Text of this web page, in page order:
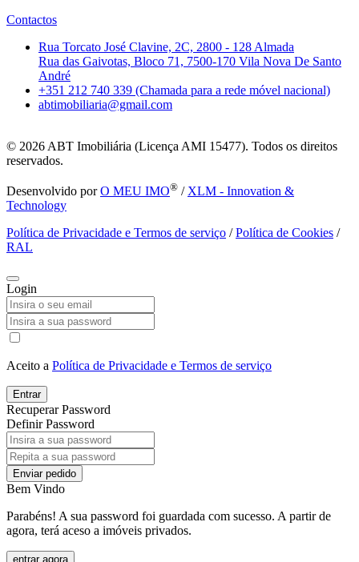
Contactos
Rua Torcato José Clavine, 2C, 2800 - 128 Almada
Rua das Gaivotas, Bloco 71, 7500-170 Vila Nova De Santo
André
+351 212 740 339 (Chamada para a rede móvel nacional)
abtimobiliaria@gmail.com
© 2026 ABT Imobiliária (Licença AMI 15477). Todos os direitos
reservados.
Desenvolvido porO MEU IMO® / XLM - Innovation &
Technology
Política de Privacidade e Termos de serviço /Política de Cookies /
RAL
Login
Aceito a Política de Privacidade e Termos de serviço
Entrar
Recuperar Password
Definir Password
Enviar pedido
Bem Vindo
Parabéns! A sua password foi guardada com sucesso. A partir de
agora, terá aceso a imóveis privados.
entrar agora